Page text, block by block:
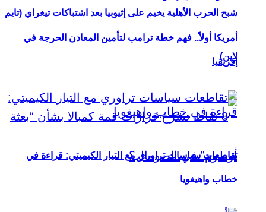
شبح الحرب الأهلية يخيم على إثيوبيا بعد اشتباكات تيغراي (تايم
لاين)
أمريكا أولاً.. فهم خطة ترامب لتأمين المعادن الحرجة في
إفريقيا
تقاطعات سياسات تراوري مع التيار الكيميتي: قراءة في
خطاب واهيغويا